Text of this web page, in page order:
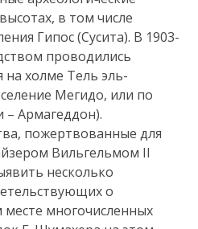
в том числе
Гипос (Сусита). В 1903-
проводились
на холме Тель эль-
Мегидо, или по
– Армагеддон).
пожертвованные для
Вильгельмом II
несколько
о
многочисленных